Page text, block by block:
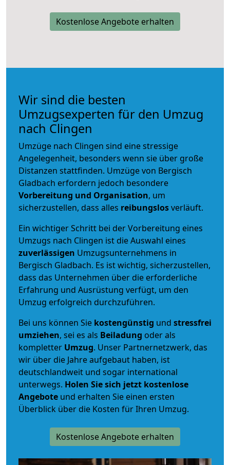
Kostenlose Angebote erhalten
Wir sind die besten
Umzugsexperten für den Umzug
nach Clingen
Umzüge nach Clingen sind eine stressige
Angelegenheit, besonders wenn sie über große
Distanzen stattfinden. Umzüge von Bergisch
Gladbach erfordern jedoch besondere
Vorbereitung und Organisation, um
sicherzustellen, dass alles reibungslosverläuft.
Ein wichtiger Schritt bei der Vorbereitung eines
Umzugs nach Clingen ist die Auswahl eines
zuverlässigen Umzugsunternehmens in
Bergisch Gladbach. Es ist wichtig, sicherzustellen,
dass das Unternehmen über die erforderliche
Erfahrung und Ausrüstung verfügt, um den
Umzug erfolgreich durchzuführen.
Bei uns können Sie kostengünstig und stressfrei
umziehen, sei es als Beiladung oder als
kompletter Umzug. Unser Partnernetzwerk, das
wir über die Jahre aufgebaut haben, ist
deutschlandweit und sogar international
unterwegs. Holen Sie sich jetzt kostenlose
Angebote und erhalten Sie einen ersten
Überblick über die Kosten für Ihren Umzug.
Kostenlose Angebote erhalten